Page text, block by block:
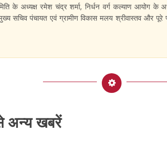
के अध्यक्ष रमेश चंद्र शर्मा, निर्धन वर्ग कल्याण आयोग के
सचिव पंचायत एवं ग्रामीण विकास मलय श्रीवास्तव और
अन्य खबरें